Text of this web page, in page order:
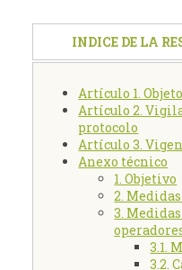
INDICE DE LA
Artículo 1. Objeto
Artículo 2.
protocolo
Artículo 3.
Anexo técnico
1. Objetivo
2.
3.
3.1.
3.2.